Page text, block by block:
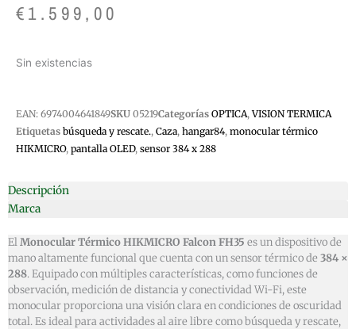
€1.599,00
Sin existencias
EAN: 6974004641849SKU 05219Categorías OPTICA,VISION TERMICA
Etiquetas búsqueda y rescate., Caza, hangar84, monocular térmico
HIKMICRO, pantalla OLED, sensor 384 x 288
Descripción
Marca
ElMonocular Térmico HIKMICRO Falcon FH35 es un dispositivo de
mano altamente funcional que cuenta con un sensor térmico de 384 ×
288. Equipado con múltiples características, como funciones de
observación, medición de distancia y conectividad Wi-Fi, este
monocular proporciona una visión clara en condiciones de oscuridad
total. Es ideal para actividades al aire libre como búsqueda y rescate,